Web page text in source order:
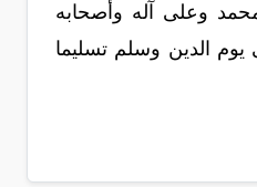
وعلى آله وأصحابه
الدين وسلم تسليما